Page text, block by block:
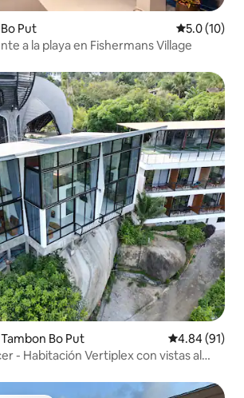
Put Calificación
5.0 (10)
a la playa en Fishermans Village
Bo Put Calificación
4.84 (91)
- Habitación Vertiplex con vistas al